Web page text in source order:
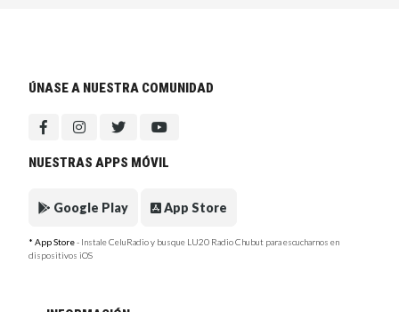
ÚNASE A NUESTRA COMUNIDAD
NUESTRAS APPS MÓVIL
Google Play App Store
* App Store- Instale CeluRadio y busque LU20 Radio Chubut para escucharnos en
dispositivos iOS